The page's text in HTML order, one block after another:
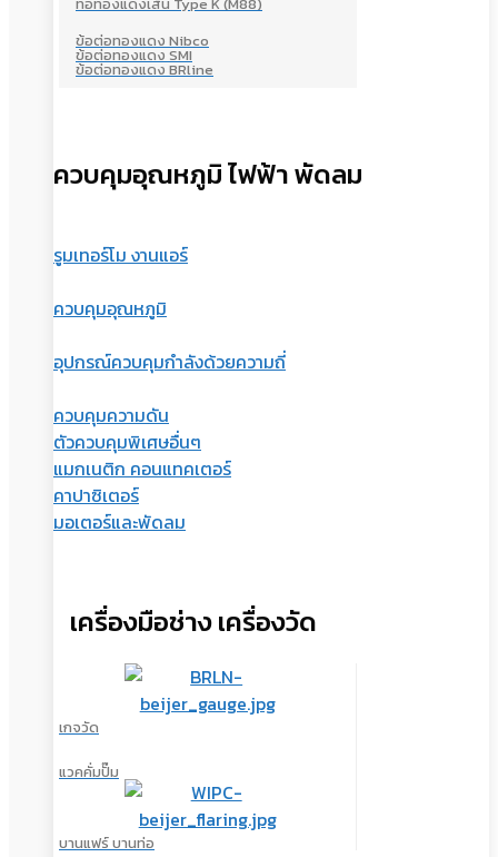
ข้อต่อทองแดง Nibco
ข้อต่อทองแดง SMI
ข้อต่อทองแดง BRline
ควบคุมอุณหภูมิ ไฟฟ้า พัดลม
รูมเทอร์โม งานแอร์
ควบคุมอุณหภูมิ
อุปกรณ์ควบคุมกำลังด้วยความถี่
ควบคุมความดัน
ตัวควบคุมพิเศษอื่นๆ
แมกเนติก คอนแทคเตอร์
คาปาซิเตอร์
มอเตอร์และพัดลม
เครื่องมือช่าง เครื่องวัด
เกจวัด
แวคคั่มปั๊ม
บานแฟร์ บานท่อ